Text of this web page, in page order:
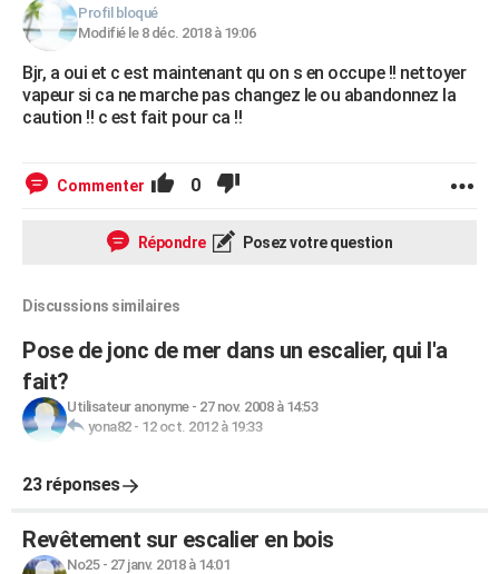
Profil bloqué
Modifié le 8 déc. 2018 à 19:06
Bjr, a oui et c est maintenant qu on s en occupe !! nettoyer
vapeur si ca ne marche pas changez le ou abandonnez la
caution !! c est fait pour ca !!
Commenter 0
Répondre Posez votre question
Discussions similaires
Pose de jonc de mer dans un escalier, qui l'a
fait?
Utilisateur anonyme- 27 nov. 2008 à 14:53
yona82- 12 oct. 2012 à 19:33
23 réponses
Revêtement sur escalier en bois
No25- 27 janv. 2018 à 14:01